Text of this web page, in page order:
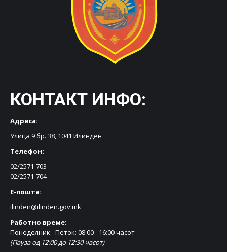
КОНТАКТ ИНФО:
Адреса:
Улица 9 бр. 38, 1041 Илинден
Телефон:
02/2571-703
02/2571-704
Е-пошта:
ilinden@ilinden.gov.mk
Работно време:
Понеделник - Петок: 08:00 - 16:00 часот
(Пауза од 12:00 до 12:30 часот)